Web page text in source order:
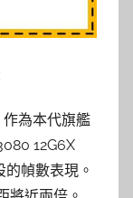
為本代旗艦
12G6X
幀數表現。